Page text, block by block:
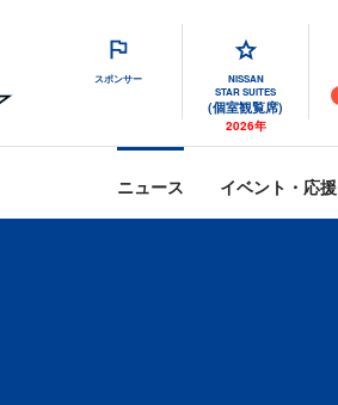
スポンサー
NISSAN
STAR SUITES
(個室観覧席)
2026年
ニュース イベント・応援